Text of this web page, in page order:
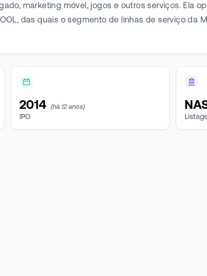
marketing móvel, jogos e outros serviços. Ela
das quais o segmento de linhas de serviço da
2014 (há 12 anos)
IPO